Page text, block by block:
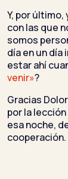
Y, por
con las que
somos
día en un día
estar ahí
venir»?
Gracias
por la
esa noche,
cooperación.